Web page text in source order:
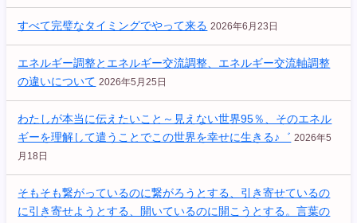
すべて完璧なタイミングでやって来る 2026年6月23日
エネルギー調整とエネルギー交流調整、エネルギー交流軸調整
の違いについて 2026年5月25日
わたしが本当に伝えたいこと～見えない世界95％、そのエネル
ギーを理解して遣うことでこの世界を幸せに生きる♪゛ 2026年5
月18日
そもそも繋がっているのに繋がろうとする、引き寄せているの
に引き寄せようとする、開いているのに開こうとする。言葉の